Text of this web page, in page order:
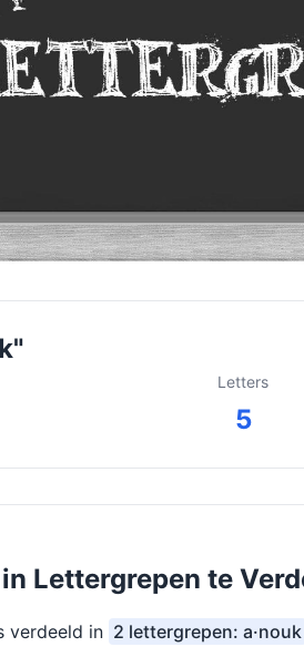
Letters
5
Lettergrepen te
verdeeld in 2 lettergrepen: a·nouk